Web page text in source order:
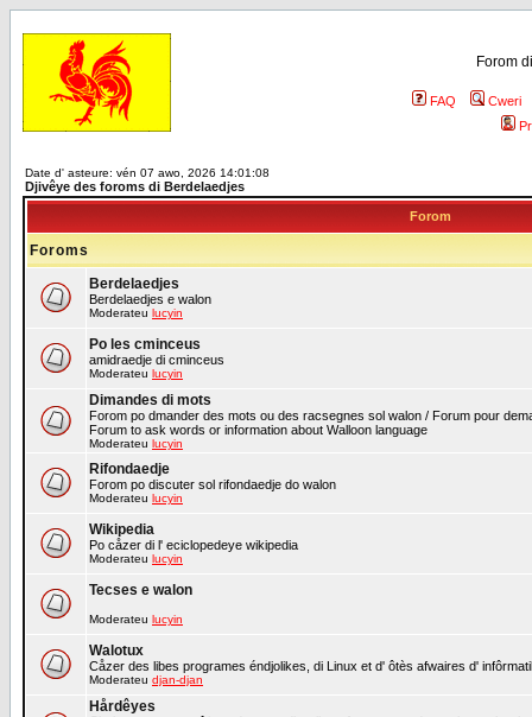
Forom
FAQ
Cweri
Date d' asteure: vén 07 awo, 2026 14:01:08
Djivêye des foroms di Berdelaedjes
Forom
Foroms
Berdelaedjes
Berdelaedjes e walon
Moderateu lucyin
Po les cminceus
amidraedje di cminceus
Moderateu lucyin
Dimandes di mots
Forom po dmander des mots ou des racsegnes sol walon / Forum pour
Forum to ask words or information about Walloon language
Moderateu lucyin
Rifondaedje
Forom po discuter sol rifondaedje do walon
Moderateu lucyin
Wikipedia
Po cåzer di l' eciclopedeye wikipedia
Moderateu lucyin
Tecses e walon
Moderateu lucyin
Walotux
Cåzer des libes programes éndjolikes, di Linux et d' ôtès afwaires d'
Moderateu djan-djan
Hårdêyes